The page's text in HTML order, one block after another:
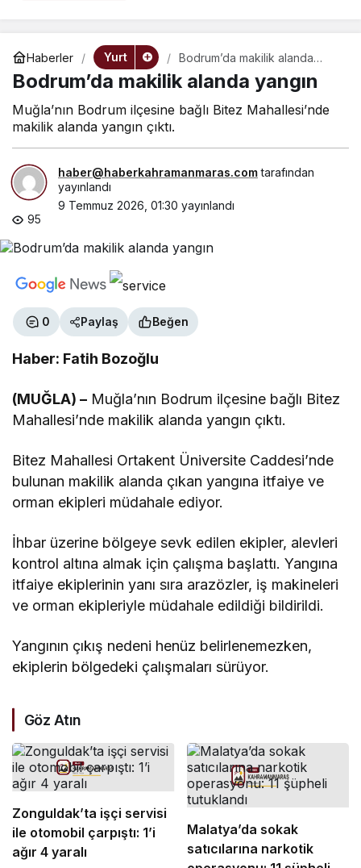
Haberler Yurt
Bodrum’da makilik alanda
yangın
Bodrum’da makilik alanda yangın
Muğla’nın Bodrum ilçesine bağlı Bitez Mahallesi’nde
makilik alanda yangın çıktı.
haber@haberkahramanmaras.comtarafından
yayınlandı
9 Temmuz 2026, 01:30 yayınlandı
95
0 Paylaş Beğen
Haber: Fatih Bozoğlu
(MUĞLA) – Muğla’nın Bodrum ilçesine bağlı Bitez
Mahallesi’nde makilik alanda yangın çıktı.
Bitez Mahallesi Ortakent Üniversite Caddesi’nde
bulunan makilik alanda çıkan yangına itfaiye ve
orman ekipleri müdahale ediyor.
İhbar üzerine bölgeye sevk edilen ekipler, alevleri
kontrol altına almak için çalışma başlattı. Yangına
itfaiye ekiplerinin yanı sıra arazözler, iş makineleri
ve orman ekipleriyle müdahale edildiği bildirildi.
Yangının çıkış nedeni henüz belirlenemezken,
ekiplerin bölgedeki çalışmaları sürüyor.
Göz Atın
Zonguldak’ta işçi servisi
ile otomobil çarpıştı: 1’i
ağır 4 yaralı
Malatya’da sokak
satıcılarına narkotik